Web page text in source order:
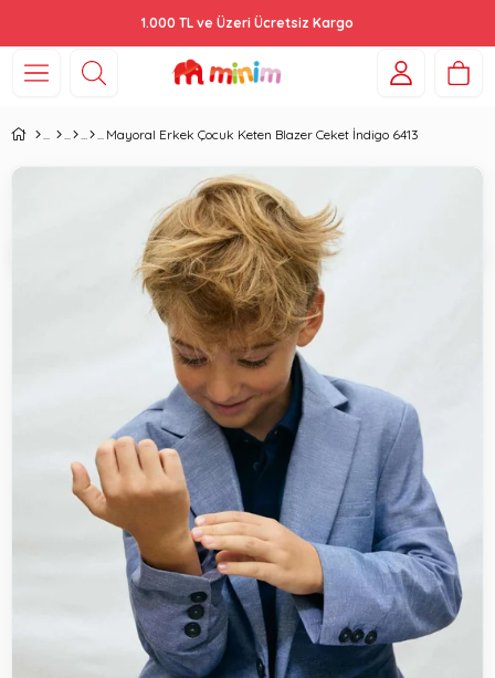
1.000 TL ve Üzeri Ücretsiz Kargo
Mayoral Erkek Çocuk Keten Blazer Ceket İndigo 6413